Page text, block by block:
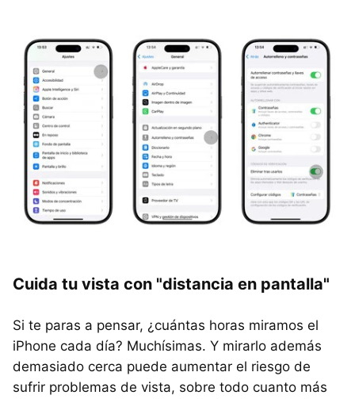
Cuida tu vista con "distancia en pantalla"
Si te paras a pensar, ¿cuántas horas miramos el
iPhone cada día? Muchísimas. Y mirarlo además
demasiado cerca puede aumentar el riesgo de
sufrir problemas de vista, sobre todo cuanto más